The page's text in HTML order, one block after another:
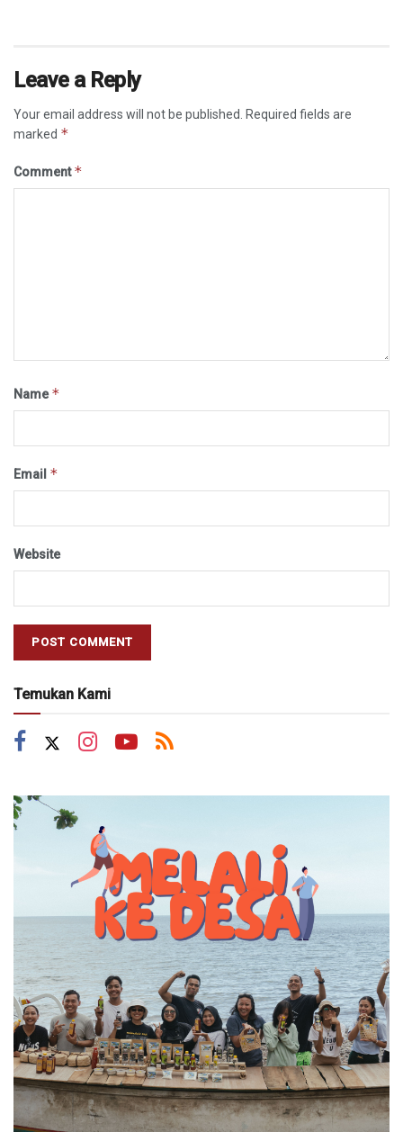
Leave a Reply
Your email address will not be published. Required fields are
marked *
Comment*
Name*
Email *
Website
Temukan Kami